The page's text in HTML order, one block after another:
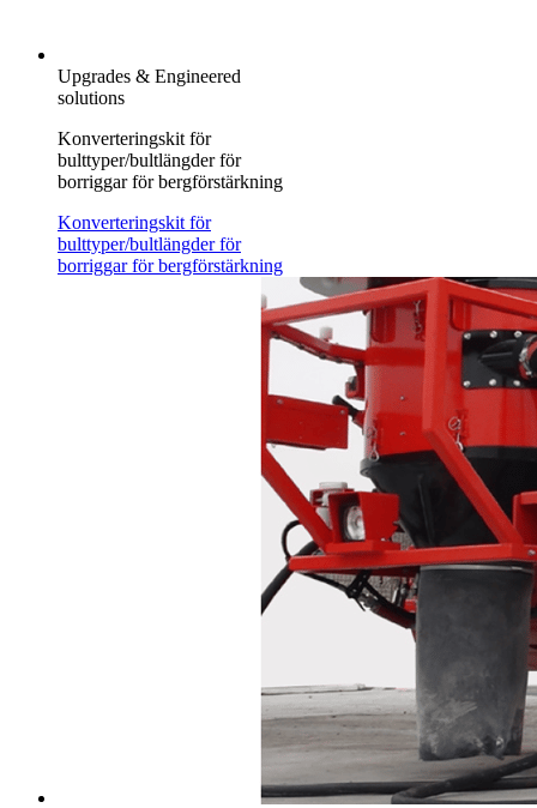
Upgrades & Engineered
solutions
Konverteringskit för
bulttyper/bultlängder för
borriggar för bergförstärkning
Konverteringskit för
bulttyper/bultlängder för
borriggar för bergförstärkning